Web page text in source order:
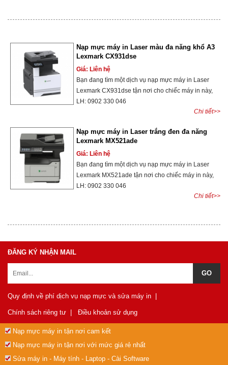
Nạp mực máy in Laser màu đa năng khổ A3
Lexmark CX931dse
Giá: Liên hệ
Bạn đang tìm một dịch vụ nạp mực máy in Laser
Lexmark CX931dse tận nơi cho chiếc máy in này,
LH: 0902 330 046
Chi tiết>>
Nạp mực máy in Laser trắng đen đa năng
Lexmark MX521ade
Giá: Liên hệ
Bạn đang tìm một dịch vụ nạp mực máy in Laser
Lexmark MX521ade tận nơi cho chiếc máy in này,
LH: 0902 330 046
Chi tiết>>
ĐĂNG KÝ NHẬN MAIL
Quy định về phí dịch vụ nạp mực và sửa máy in
Chính sách riêng tư Điều khoản sử dụng
Nạp mực máy in tận nơi cam kết
Nạp mực máy in tận nơi với mức giá rẻ nhất
Sửa máy in - Máy tính - Laptop - Cài Software